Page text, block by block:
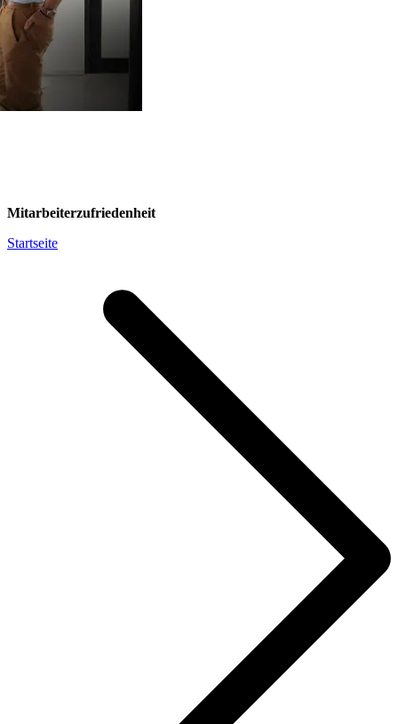
Mitarbeiterzufriedenheit
Startseite